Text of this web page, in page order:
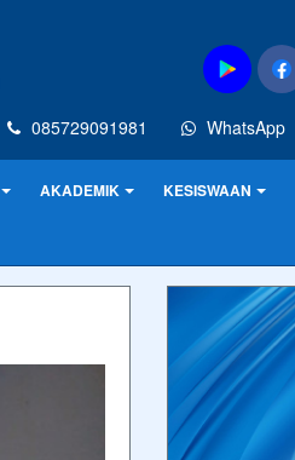
085729091981 WhatsApp
AKADEMIK KESISWAAN